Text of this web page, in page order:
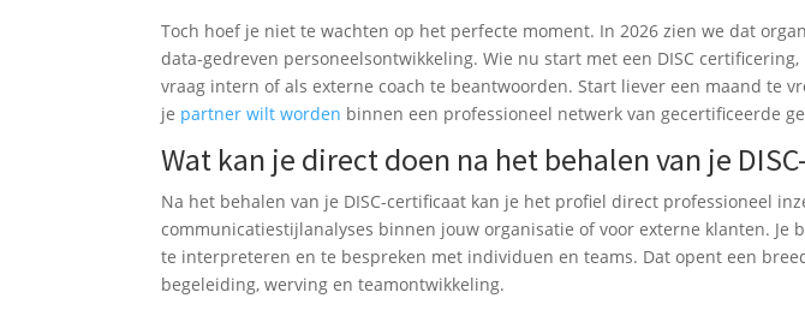
Toch hoef je niet te wachten op het perfecte moment. In 2026 zien we dat
data-gedreven personeelsontwikkeling. Wie nu start met een DISC
vraag intern of als externe coach te beantwoorden. Start liever een maand te
je partner wilt worden binnen een professioneel netwerk van gecertificeerde
Wat kan je direct doen na het behalen van je
Na het behalen van je DISC-certificaat kan je het profiel direct professioneel
communicatiestijlanalyses binnen jouw organisatie of voor externe klanten. Je
te interpreteren en te bespreken met individuen en teams. Dat opent een
begeleiding, werving en teamontwikkeling.